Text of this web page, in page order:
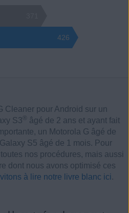
426
Cleaner pour Android sur un
S3 ®
âgé de 2 ans et ayant fait
un Motorola G âgé de
S5 âgé de 1 mois. Pour
nos procédures, mais aussi
dont nous avons optimisé ces
à lire notre livre blanc ici.